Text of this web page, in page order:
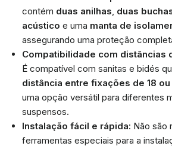
contém duas anilhas, duas
acústico e uma manta de
assegurando uma proteção
Compatibilidade com distâncias
É compatível com sanitas e bidés
distância entre fixações de 18 ou
uma opção versátil para diferentes
suspensos.
Instalação fácil e rápida: Não são
ferramentas especiais para a